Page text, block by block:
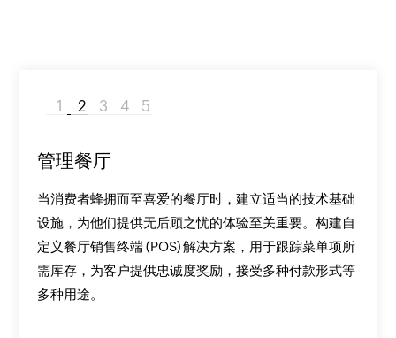
管理餐厅
当消费者蜂拥而至喜爱的餐厅时，建立适当的技术基础
设施，为他们提供无后顾之忧的体验至关重要。构建自
定义餐厅销售终端 (POS) 解决方案，用于跟踪菜单项所
需库存，为客户提供忠诚度奖励，接受多种付款形式等
多种用途。